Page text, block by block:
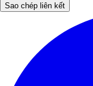
Sao chép liên kết